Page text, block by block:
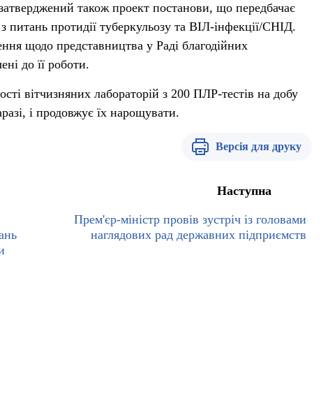
також проект постанови, що передбачає
питань протидії туберкульозу та ВІЛ-інфекції/СНІД.
щодо представництва у Раді благодійних
до її роботи.
вітчизняних лабораторій з 200 ПЛР-тестів на добу
і продовжує їх нарощувати.
Версія для друку
Наступна
Прем'єр-міністр провів зустріч із головами
наглядових рад державних підприємств